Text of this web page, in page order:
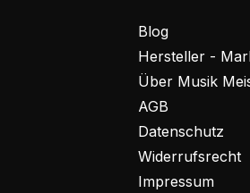
Blog
Hersteller -
Über Musik
AGB
Datenschutz
Widerrufsrecht
Impressum